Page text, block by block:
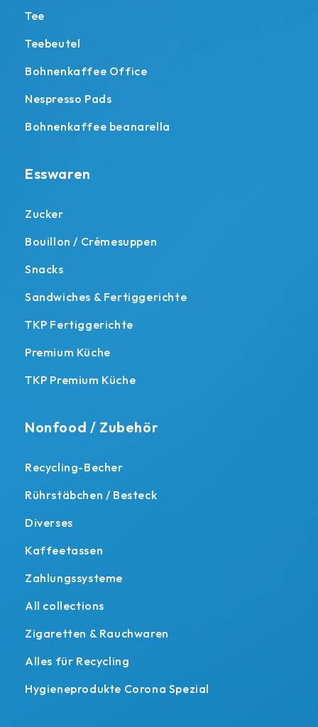
Tee
Teebeutel
Bohnenkaffee Office
Nespresso Pads
Bohnenkaffee beanarella
Esswaren
Zucker
Bouillon / Crémesuppen
Snacks
Sandwiches & Fertiggerichte
TKP Fertiggerichte
Premium Küche
TKP Premium Küche
Nonfood / Zubehör
Recycling-Becher
Rührstäbchen / Besteck
Diverses
Kaffeetassen
Zahlungssysteme
All collections
Zigaretten & Rauchwaren
Alles für Recycling
Hygieneprodukte Corona Spezial